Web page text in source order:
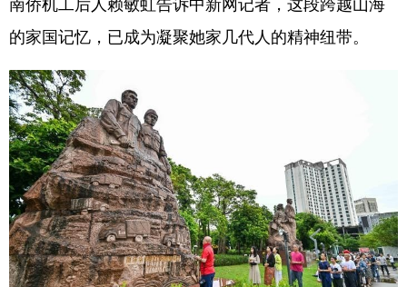
南侨机工后人赖敏虹告诉中新网记者，这段跨越山海
的家国记忆，已成为凝聚她家几代人的精神纽带。